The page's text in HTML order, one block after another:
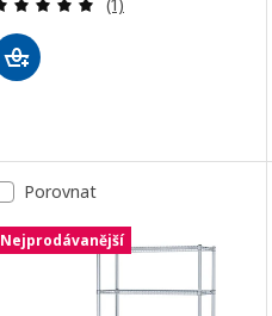
Porovnat
Nejprodávanější